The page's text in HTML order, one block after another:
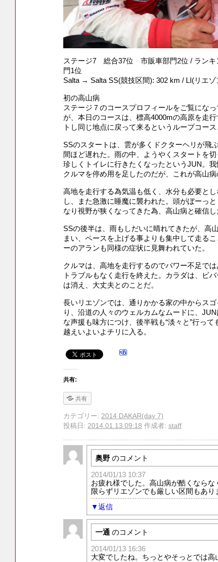
ステージ7 総合37位 市販車部門2位 / ラン
門1位
Salta → Salta SS(競技区間): 302 km / LI(リエ
初の高山病
ステージ７のコースプロフィールをご覧にな
が、本日のコースは、標高4000mの高原を走
トし同じ地点に戻って来るというループコー
SSのスタートは、雲が多くドクターヘリが飛
間ほど遅れた。雨の中、ようやくスタートを
珍しくトイレに行きたくなったというJUN。
クルマを停め用を足したのだが、これが高山
高地を走行する為気温も低く、水分も必要と
し、また急激に睡魔に襲われた。頭がぼーっ
なり視野が狭くなってきた為、高山病と確信
SSの後半は、雨もしだいに晴れてきたが、高
まい、ペースを上げる事よりも集中して走る
ーのアランも同様の症状に見舞われていた。
クルマは、高地を走行するのでパワー不足で
トラブルもなく走行を終えた。カラダは、ビ
は消え、大丈夫とのことだ。
長いリエゾンでは、通りかかる家の中からス
り、沿道の人々のウェルカムなムードに、
な声援も味方につけ、後半戦も“淡々と”行っ
越えいよいよチリに入る。
共有:
共有
カテゴリー: 2014 DAKAR(day 7)
投稿日: 2014.01.13 09:18 作成者: staff
奥野 のコメント
2014/01/13 10:37
お疲れ様でした。高山病が酷くなら
限らずリエゾンでも厳しい区間もあ
返信
一通 のコメント
2014/01/13 16:36
大変でしたね。ちっとやそっとでは